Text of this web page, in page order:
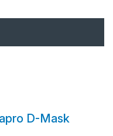
D-Mask